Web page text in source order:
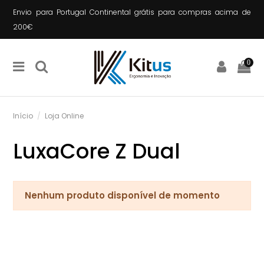
Envio para Portugal Continental grátis para compras acima de
200€
0
Início Loja Online
LuxaCore Z Dual
Nenhum produto disponível de momento